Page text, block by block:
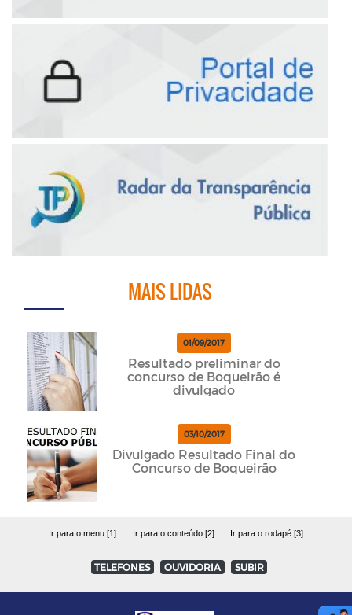
MAIS LIDAS
01/09/2017
Resultado preliminar do
concurso de Boqueirão é
divulgado
03/10/2017
Divulgado Resultado Final do
Concurso de Boqueirão
Ir para o menu [1] Ir para o conteúdo [2] Ir para o rodapé [3]
TELEFONES OUVIDORIA SUBIR